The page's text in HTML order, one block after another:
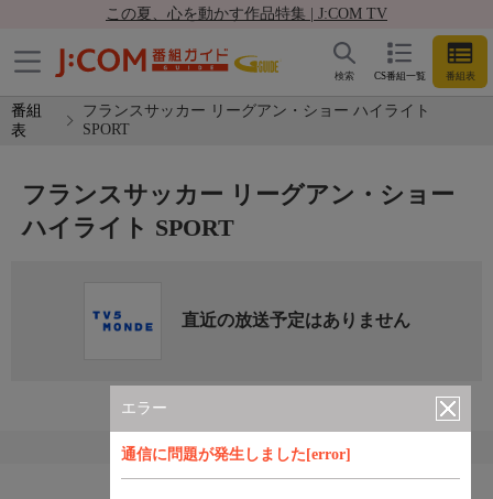
この夏、心を動かす作品特集 | J:COM TV
CS番組一覧 番組表
検索
番組
表
フランスサッカー リーグアン・ショー ハイライト
SPORT
エラー
通信に問題が発生しました[error]
フランスサッカー リーグアン・ショー
ハイライト SPORT
直近の放送予定はありません